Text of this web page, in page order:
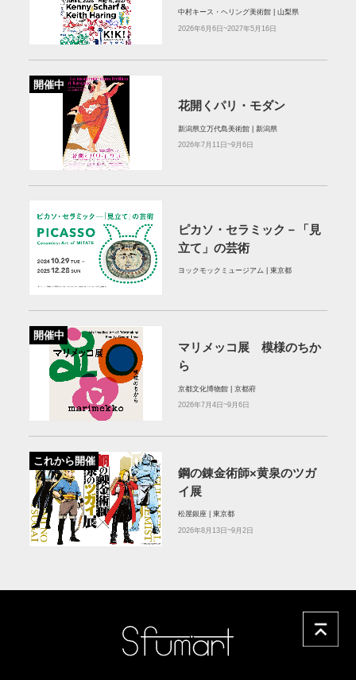
中村キース・ヘリング美術館 | 山梨県
2026年6月6日~2027年5月16日
開催中
花開くパリ・モダン
新潟県立万代島美術館 | 新潟県
2026年7月11日~9月6日
ピカソ・セラミック－「見
立て」の芸術
ヨックモックミュージアム | 東京都
開催中
マリメッコ展 模様のちか
ら
京都文化博物館 | 京都府
2026年7月4日~9月6日
これから開催
鋼の錬金術師×黄泉のツガ
イ展
松屋銀座 | 東京都
2026年8月13日~9月2日